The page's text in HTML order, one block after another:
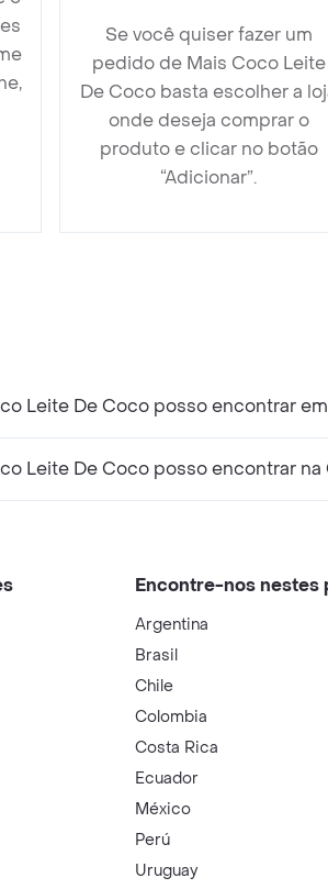
Se você quiser fazer um
pedido de Mais Coco Leite
De Coco basta escolher a
onde deseja comprar o
produto e clicar no botão
“Adicionar”.
Leite De Coco posso encontrar
Leite De Coco posso encontrar na
Encontre-nos nestes
Argentina
Brasil
Chile
Colombia
Costa Rica
Ecuador
México
Perú
Uruguay